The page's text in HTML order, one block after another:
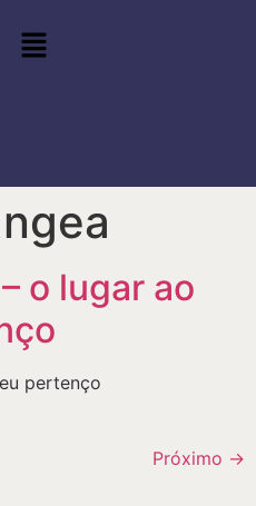
o lugar ao
qual eu pertenço
Próximo →